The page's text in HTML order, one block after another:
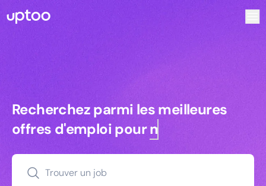
Recherchez parmi les meilleures
Recherchez parmi les meilleures
offres d'emploi pourmanagers
Trouver un job